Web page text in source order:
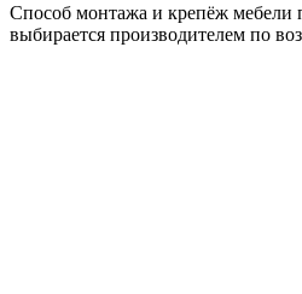
Способ монтажа и крепёж мебели
выбирается производителем по